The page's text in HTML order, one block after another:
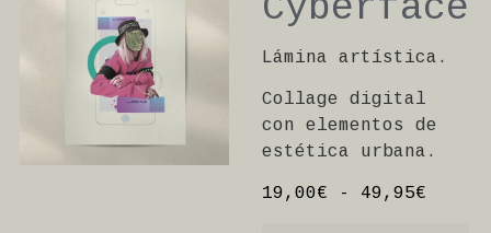
Lámina artística.
Collage digital
con elementos de
estética urbana.
19,00€ - 49,95€